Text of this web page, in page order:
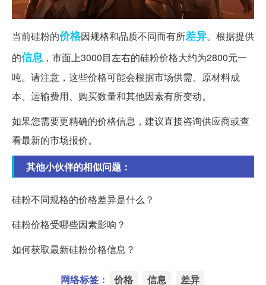
当前硅粉的价格因规格和品质不同而有所差异。根据提供
的信息 ，市面上3000目左右的硅粉价格大约为2800元一
吨。请注意，这些价格可能会根据市场供需、原材料成
本、运输费用、购买数量和其他因素有所变动。
如果您需要更精确的价格信息，建议直接咨询供应商或查
看最新的市场报价。
其他小伙伴的相似问题：
硅粉不同规格的价格差异是什么？
硅粉价格受哪些因素影响？
如何获取最新硅粉价格信息？
网络标签： 价格 信息 差异